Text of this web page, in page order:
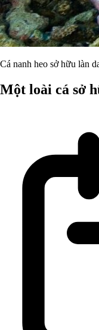
Cá nanh heo sở hữu làn
Một loài cá sở